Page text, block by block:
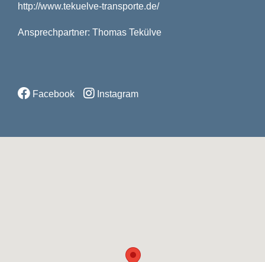
http://www.tekuelve-transporte.de/
Ansprechpartner: Thomas Tekülve
Facebook Instagram